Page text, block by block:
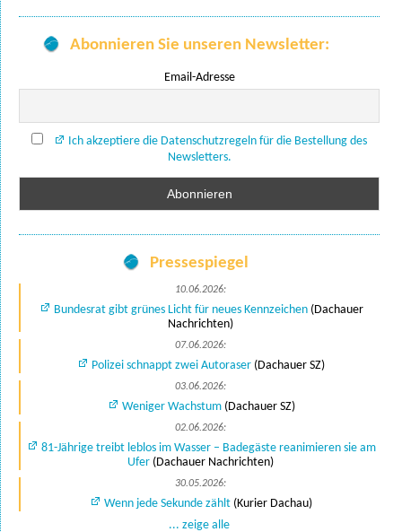
Abonnieren Sie unseren Newsletter:
Email-Adresse
Ich akzeptiere die Datenschutzregeln für die Bestellung des
Newsletters.
Pressespiegel
10.06.2026:
Bundesrat gibt grünes Licht für neues Kennzeichen(Dachauer
Nachrichten)
07.06.2026:
Polizei schnappt zwei Autoraser (Dachauer SZ)
03.06.2026:
Weniger Wachstum(Dachauer SZ)
02.06.2026:
81-Jährige treibt leblos im Wasser – Badegäste reanimieren sie am
Ufer(Dachauer Nachrichten)
30.05.2026:
Wenn jede Sekunde zählt (Kurier Dachau)
... zeige alle